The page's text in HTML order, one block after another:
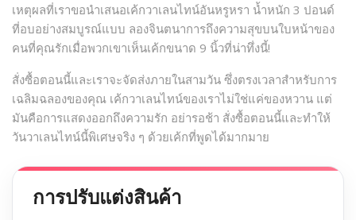
เหตุผลที่เราขอนำเสนอเค้กวาเลนไทน์อันหรูหรา น้ำหนัก 3 ปอนด์
ที่อบอย่างสมบูรณ์แบบ ลองจินตนาการถึงความสุขบนใบหน้าของ
คนที่คุณรักเมื่อพวกเขาเห็นเค้กขนาด 9 นิ้วที่น่าทึ่งนี้!
สั่งซื้อตอนนี้และเราจะจัดส่งภายในสามวัน ซึ่งตรงเวลาสำหรับการ
เฉลิมฉลองของคุณ เค้กวาเลนไทน์ของเราไม่ใช่แค่ของหวาน แต่
มันคือการแสดงออกถึงความรัก อย่ารอช้า สั่งซื้อตอนนี้และทำให้
วันวาเลนไทน์นี้พิเศษจริง ๆ ด้วยเค้กที่พูดได้มากมาย
การปรับแต่งสินค้า